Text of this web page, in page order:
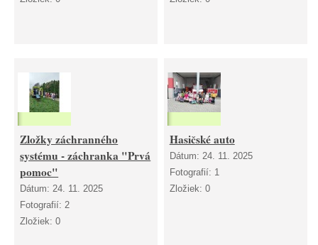
Zložky záchranného
systému - záchranka "Prvá
pomoc"
Dátum:24. 11. 2025
Fotografií:2
Zložiek:0
Hasičské auto
Dátum: 24. 11. 2025
Fotografií: 1
Zložiek: 0